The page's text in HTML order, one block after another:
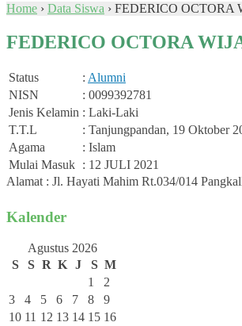
Home › Data Siswa › FEDERICO OCTORA
FEDERICO OCTORA
Status : Alumni
NISN
: 0099392781
Jenis Kelamin : Laki-Laki
T.T.L
: Tanjungpandan, 19 Oktober
Agama
: Islam
Mulai Masuk : 12 JULI 2021
Alamat : Jl. Hayati Mahim Rt.034/014
Kalender
Agustus 2026
S
S R K J S M
1
2
3
4 5 6 7 8
9
10 11 12 13 14 15 16